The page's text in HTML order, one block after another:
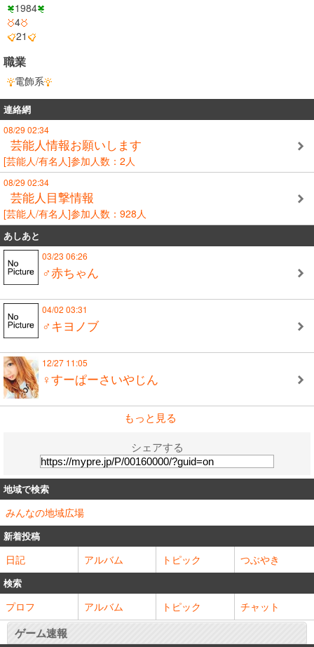
1984
4
21
職業
電飾系
連絡網
08/29 02:34
芸能人情報お願いします
[芸能人/有名人]参加人数：2人
08/29 02:34
芸能人目撃情報
[芸能人/有名人]参加人数：928人
あしあと
03/23 06:26
♂赤ちゃん
04/02 03:31
♂キヨノブ
12/27 11:05
♀すーぱーさいやじん
もっと見る
シェアする
地域で検索
みんなの地域広場
新着投稿
日記 アルバム トピック つぶやき
検索
プロフ アルバム トピック チャット
ゲーム速報